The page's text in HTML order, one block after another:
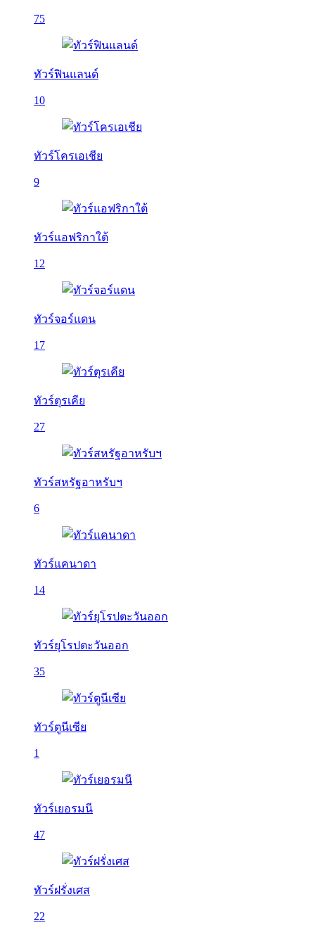
75
ทัวร์ฟินแลนด์
10
ทัวร์โครเอเชีย
9
ทัวร์แอฟริกาใต้
12
ทัวร์จอร์แดน
17
ทัวร์ตุรเคีย
27
ทัวร์สหรัฐอาหรับฯ
6
ทัวร์แคนาดา
14
ทัวร์ยุโรปตะวันออก
35
ทัวร์ตูนีเซีย
1
ทัวร์เยอรมนี
47
ทัวร์ฝรั่งเศส
22